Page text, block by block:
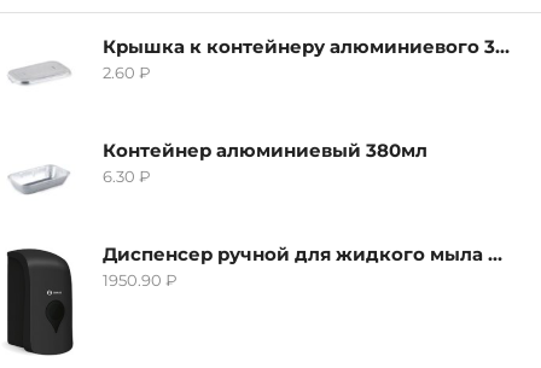
Крышка к контейнеру алюминиевого 380мл
2.60 ₽
Контейнер алюминиевый 380мл
6.30 ₽
Диспенсер ручной для жидкого мыла Grass IT-0638, черный
1950.90 ₽